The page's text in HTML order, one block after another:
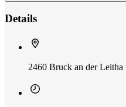
Details
2460 Bruck an der Leitha